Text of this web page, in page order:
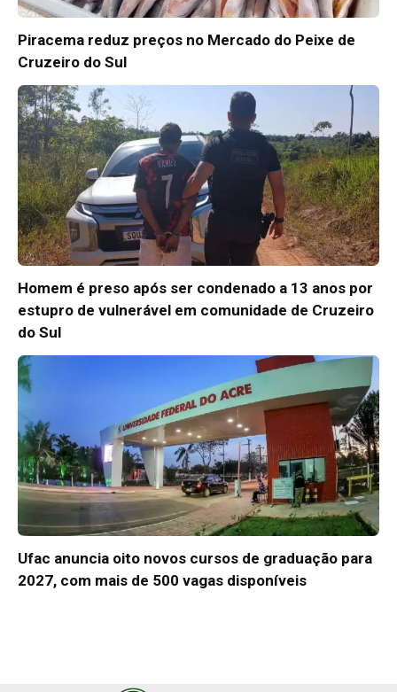
Piracema reduz preços no Mercado do Peixe de
Cruzeiro do Sul
Homem é preso após ser condenado a 13 anos por
estupro de vulnerável em comunidade de Cruzeiro
do Sul
Ufac anuncia oito novos cursos de graduação para
2027, com mais de 500 vagas disponíveis